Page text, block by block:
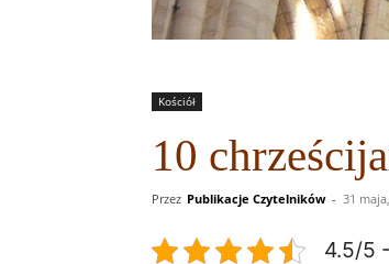
Kościół
10
Przez Publikacje Czytelników - 31
4.5/5